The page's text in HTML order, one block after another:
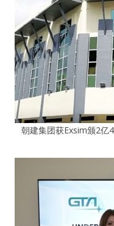
朝建集团获Exsim颁2亿